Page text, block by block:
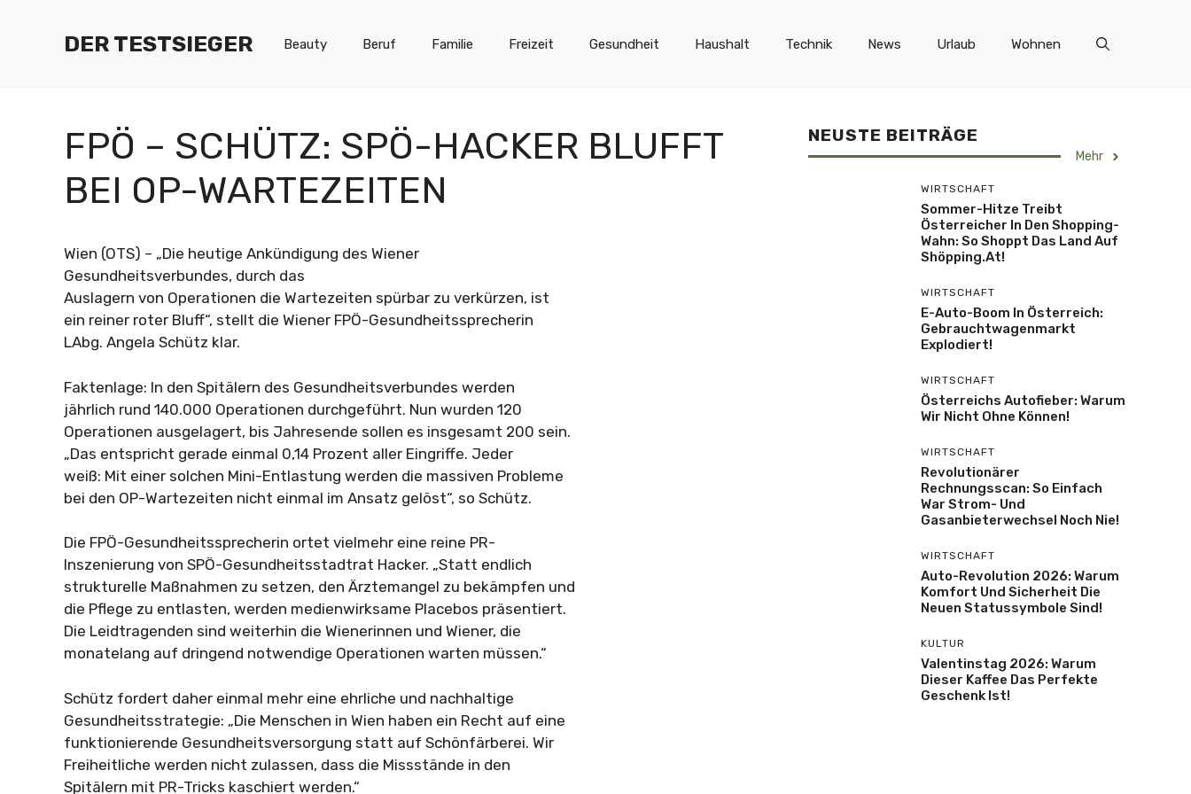
DER TESTSIEGER Beauty Beruf Familie Freizeit Gesundheit Haushalt Technik News Urlaub Wohnen
FPÖ – SCHÜTZ: SPÖ-HACKER BLUFFT
BEI OP-WARTEZEITEN
Wien (OTS) – „Die heutige Ankündigung des Wiener
Gesundheitsverbundes, durch das
Auslagern von Operationen die Wartezeiten spürbar zu verkürzen, ist
ein reiner roter Bluff“, stellt die Wiener FPÖ-Gesundheitssprecherin
LAbg. Angela Schütz klar.
Faktenlage: In den Spitälern des Gesundheitsverbundes werden
jährlich rund 140.000 Operationen durchgeführt. Nun wurden 120
Operationen ausgelagert, bis Jahresende sollen es insgesamt 200 sein.
„Das entspricht gerade einmal 0,14 Prozent aller Eingriffe. Jeder
weiß: Mit einer solchen Mini-Entlastung werden die massiven Probleme
bei den OP-Wartezeiten nicht einmal im Ansatz gelöst“, so Schütz.
Die FPÖ-Gesundheitssprecherin ortet vielmehr eine reine PR-
Inszenierung von SPÖ-Gesundheitsstadtrat Hacker. „Statt endlich
strukturelle Maßnahmen zu setzen, den Ärztemangel zu bekämpfen und
die Pflege zu entlasten, werden medienwirksame Placebos präsentiert.
Die Leidtragenden sind weiterhin die Wienerinnen und Wiener, die
monatelang auf dringend notwendige Operationen warten müssen.“
Schütz fordert daher einmal mehr eine ehrliche und nachhaltige
Gesundheitsstrategie: „Die Menschen in Wien haben ein Recht auf eine
funktionierende Gesundheitsversorgung statt auf Schönfärberei. Wir
Freiheitliche werden nicht zulassen, dass die Missstände in den
Spitälern mit PR-Tricks kaschiert werden.“
NEUSTE BEITRÄGE
Mehr
WIRTSCHAFT
Sommer-Hitze Treibt
Österreicher In Den Shopping-
Wahn: So Shoppt Das Land Auf
Shöpping.at!
WIRTSCHAFT
E-Auto-Boom In Österreich:
Gebrauchtwagenmarkt
Explodiert!
WIRTSCHAFT
Österreichs Autofieber: Warum
Wir Nicht Ohne Können!
WIRTSCHAFT
Revolutionärer
Rechnungsscan: So Einfach
War Strom- Und
Gasanbieterwechsel Noch Nie!
WIRTSCHAFT
Auto-Revolution 2026: Warum
Komfort Und Sicherheit Die
Neuen Statussymbole Sind!
KULTUR
Valentinstag 2026: Warum
Dieser Kaffee Das Perfekte
Geschenk Ist!